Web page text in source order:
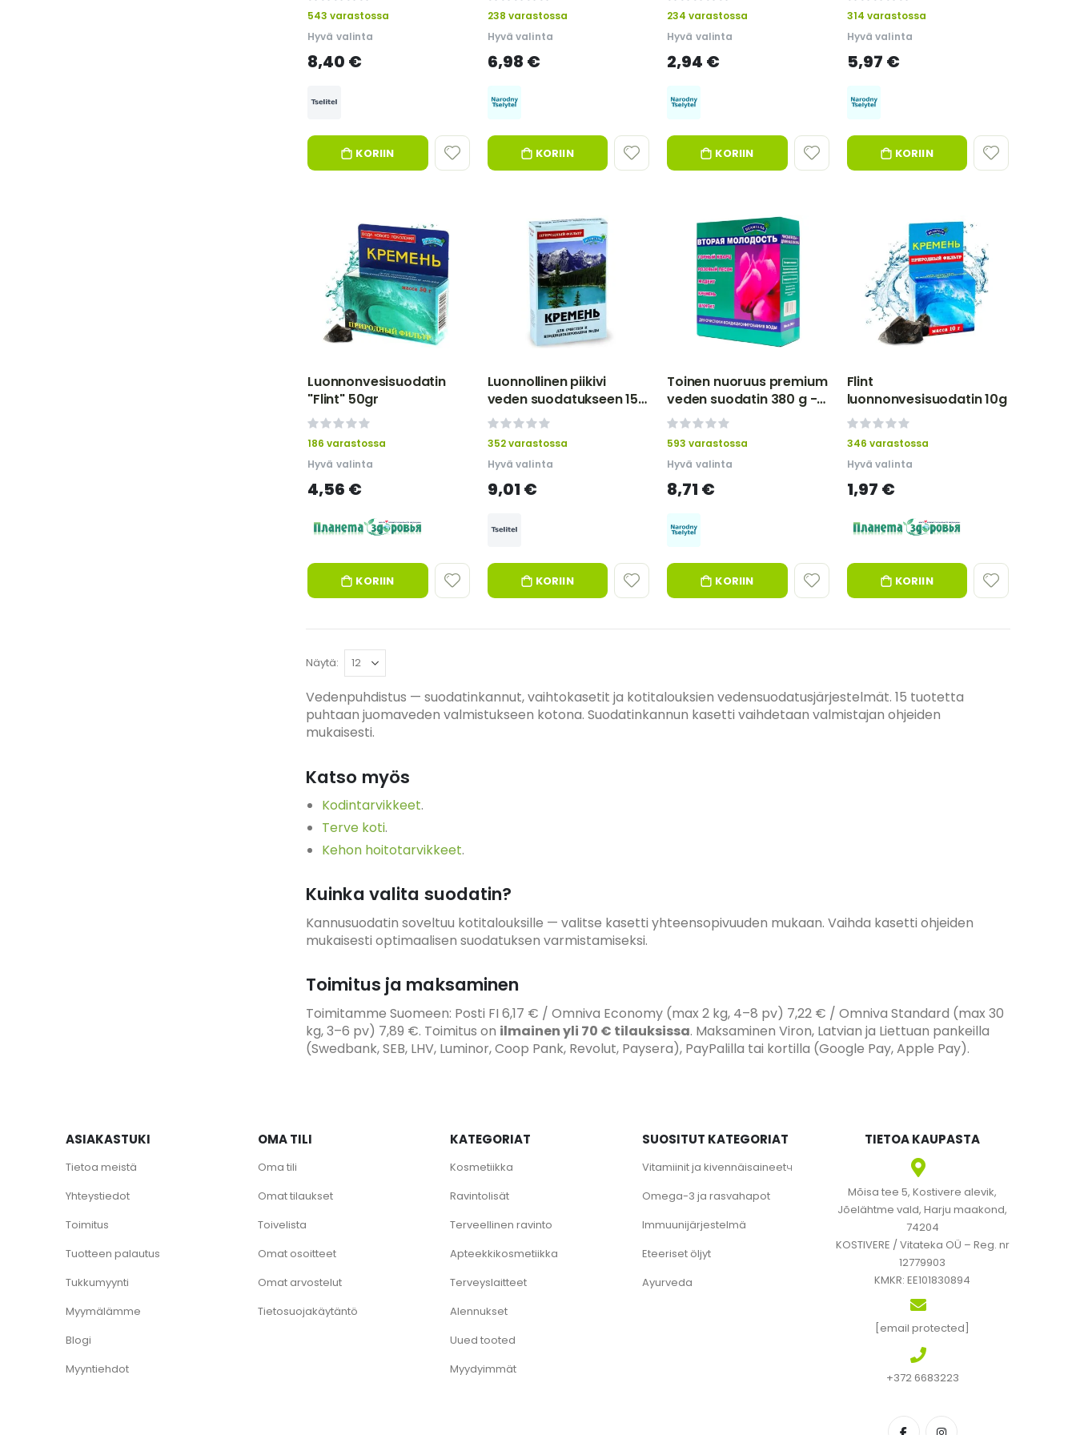
0%
543 varastossa
Hyvä valinta
8,40 €
KORIIN
0%
238 varastossa
Hyvä valinta
6,98 €
KORIIN
0%
234 varastossa
Hyvä valinta
2,94 €
KORIIN
0%
314 varastossa
Hyvä valinta
5,97 €
KORIIN
Luonnonvesisuodatin
"Flint" 50gr
0%
186 varastossa
Hyvä valinta
4,56 €
KORIIN
Luonnollinen piikivi
veden suodatukseen 150
g
0%
352 varastossa
Hyvä valinta
9,01 €
KORIIN
Toinen nuoruus premium
veden suodatin 380 g -
Prirodnii Celitel
0%
593 varastossa
Hyvä valinta
8,71 €
KORIIN
Flint
luonnonvesisuodatin 10g
0%
346 varastossa
Hyvä valinta
1,97 €
KORIIN
Näytä
Vedenpuhdistus — suodatinkannut, vaihtokasetit ja kotitalouksien vedensuodatusjärjestelmät. 15 tuotetta
puhtaan juomaveden valmistukseen kotona. Suodatinkannun kasetti vaihdetaan valmistajan ohjeiden
mukaisesti.
Katso myös
Kodintarvikkeet.
Terve koti.
Kehon hoitotarvikkeet.
Kuinka valita suodatin?
Kannusuodatin soveltuu kotitalouksille — valitse kasetti yhteensopivuuden mukaan. Vaihda kasetti ohjeiden
mukaisesti optimaalisen suodatuksen varmistamiseksi.
Toimitus ja maksaminen
Toimitamme Suomeen: Posti FI 6,17 € / Omniva Economy (max 2 kg, 4–8 pv) 7,22 € / Omniva Standard (max 30
kg, 3–6 pv) 7,89 €. Toimitus on ilmainen yli 70 € tilauksissa. Maksaminen Viron, Latvian ja Liettuan pankeilla
(Swedbank, SEB, LHV, Luminor, Coop Pank, Revolut, Paysera), PayPalilla tai kortilla (Google Pay, Apple Pay).
ASIAKASTUKI
Tietoa meistä
Yhteystiedot
Toimitus
Tuotteen palautus
Tukkumyynti
Myymälämme
Blogi
Myyntiehdot
OMA TILI
Oma tili
Omat tilaukset
Toivelista
Omat osoitteet
Omat arvostelut
Tietosuojakäytäntö
KATEGORIAT
Kosmetiikka
Ravintolisät
Terveellinen ravinto
Apteekkikosmetiikka
Terveyslaitteet
Alennukset
Uued tooted
Myydyimmät
SUOSITUT KATEGORIAT
Vitamiinit ja kivennäisaineetч
Omega-3 ja rasvahapot
Immuunijärjestelmä
Eteeriset öljyt
Ayurveda
TIETOA KAUPASTA
Mõisa tee 5, Kostivere alevik,
Jõelähtme vald, Harju maakond,
74204
KOSTIVERE / Vitateka OÜ – Reg. nr
12779903
KMKR: EE101830894
[email protected]
+372 6683223